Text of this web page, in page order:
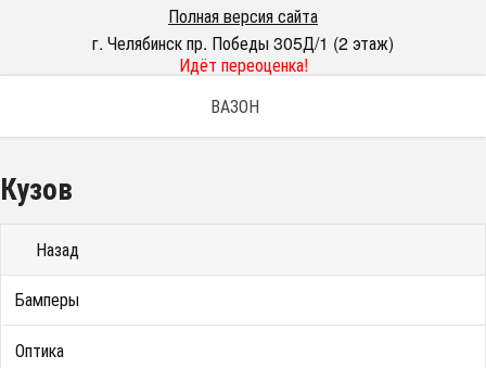
Полная версия сайта
г. Челябинск пр. Победы 305Д/1 (2 этаж)
Идёт переоценка!
ВАЗОН
Кузов
Назад
Бамперы
Оптика